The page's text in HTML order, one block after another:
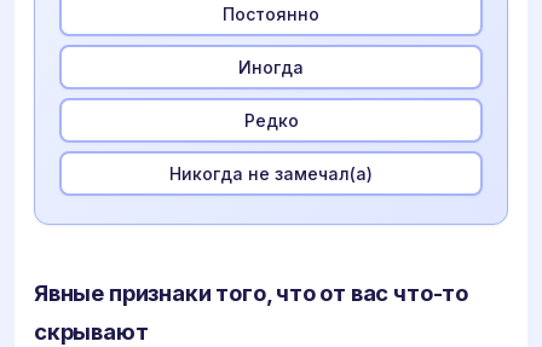
Постоянно
Иногда
Редко
Никогда не замечал(а)
Явные признаки того, что от вас что-то
скрывают